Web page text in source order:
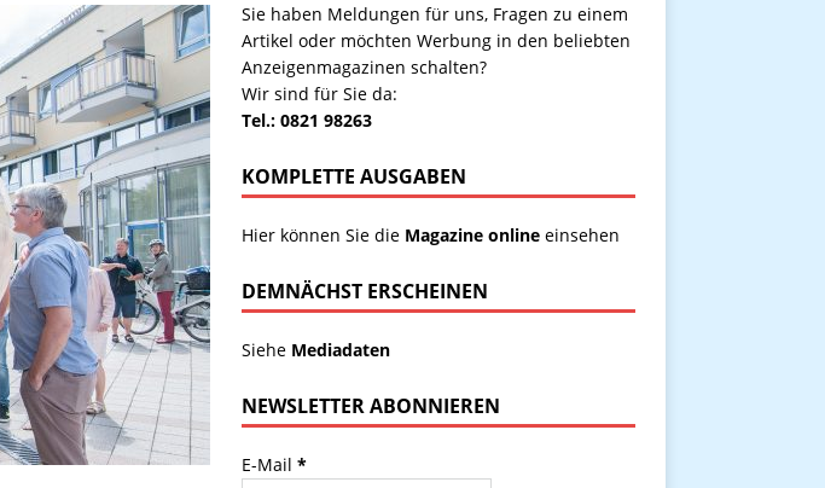
Sie haben Meldungen für uns, Fragen zu einem
Artikel oder möchten Werbung in den beliebten
Anzeigenmagazinen schalten?
Wir sind für Sie da:
Tel.: 0821 98263
KOMPLETTE AUSGABEN
Hier können Sie die Magazine onlineeinsehen
DEMNÄCHST ERSCHEINEN
Siehe Mediadaten
NEWSLETTER ABONNIEREN
E-Mail *